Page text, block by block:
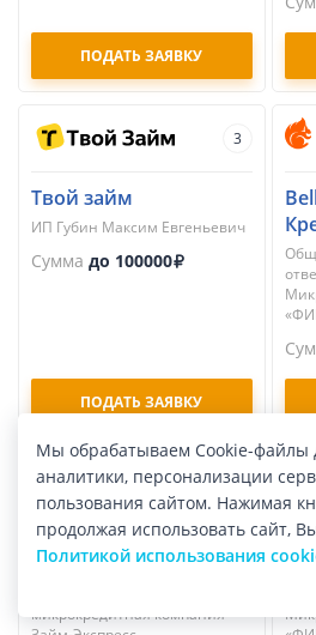
ПОДАТЬ ЗАЯВКУ
3
Твой займ
ИП Губин Максим Евгеньевич
Сумма до 100000
ПОДАТЬ ЗАЯВКУ
5
Займ-Экспресс
микрокредитная компания
Мы обрабатываем Cookie-файлы
аналитики, персонализации
пользования сайтом. Нажимая
продолжая использовать сайт,
Политикой использования